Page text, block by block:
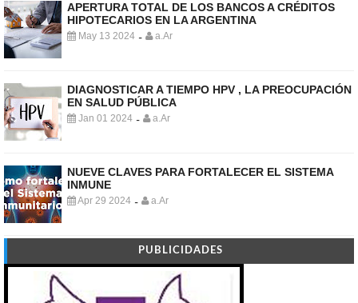
APERTURA TOTAL DE LOS BANCOS A CRÉDITOS
HIPOTECARIOS EN LA ARGENTINA
May 13 2024 - a.Ar
DIAGNOSTICAR A TIEMPO HPV , LA PREOCUPACIÓN
EN SALUD PÚBLICA
Jan 01 2024 - a.Ar
NUEVE CLAVES PARA FORTALECER EL SISTEMA
INMUNE
Apr 29 2024 - a.Ar
PUBLICIDADES